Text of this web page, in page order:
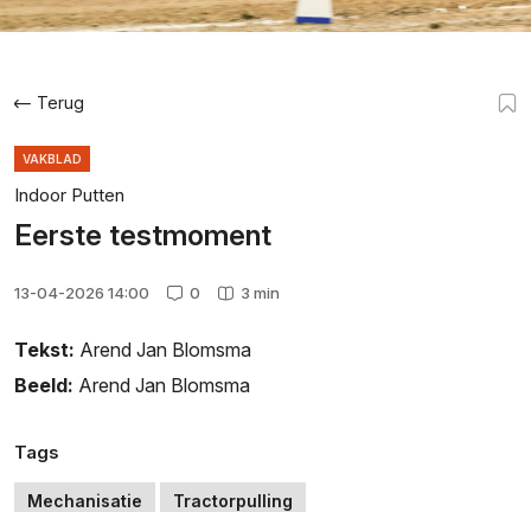
Terug
VAKBLAD
Indoor Putten
Eerste testmoment
13-04-2026 14:00 0 3 min
Tekst: Arend Jan Blomsma
Beeld: Arend Jan Blomsma
Tags
Mechanisatie Tractorpulling